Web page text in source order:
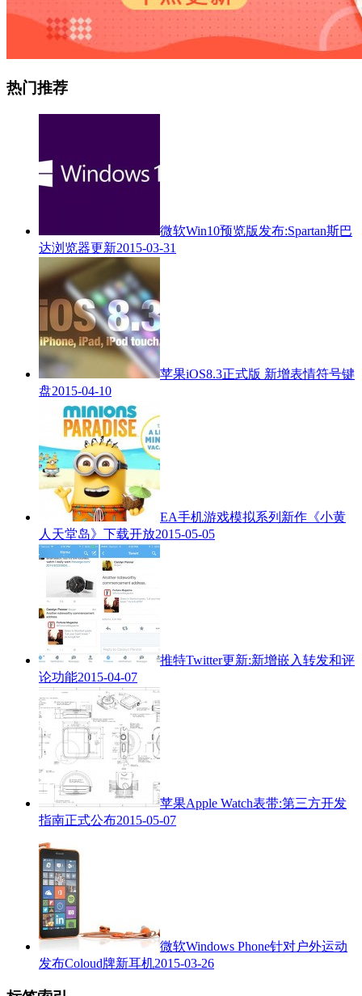
热门推荐
微软Win10预览版发布:Spartan斯巴
达浏览器更新2015-03-31
苹果iOS8.3正式版 新增表情符号键
盘2015-04-10
EA手机游戏模拟系列新作《小黄
人天堂岛》下载开放2015-05-05
推特Twitter更新:新增嵌入转发和评
论功能2015-04-07
苹果Apple Watch表带:第三方开发
指南正式公布2015-05-07
微软Windows Phone针对户外运动
发布Coloud牌新耳机2015-03-26